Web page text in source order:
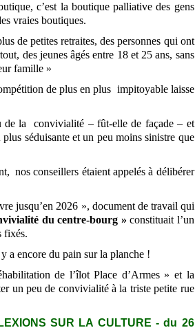
c’est la boutique palliative des gens
vraies boutiques.
de petites retraites, des personnes qui ont
des jeunes âgés entre 18 et 25 ans, sans
famille »
de plus en plus impitoyable laisse
la convivialité ‒ fût-elle de façade ‒ et
séduisante et un peu moins sinistre que
conseillers étaient appelés à délibérer
jusqu’en 2026 », document de travail qui
du centre-bourg »constituait l’un
fixés.
a encore du pain sur la planche !
de l’îlot Place d’Armes » et la
un peu de convivialité à la triste petite rue
SUR LA CULTURE - du 26